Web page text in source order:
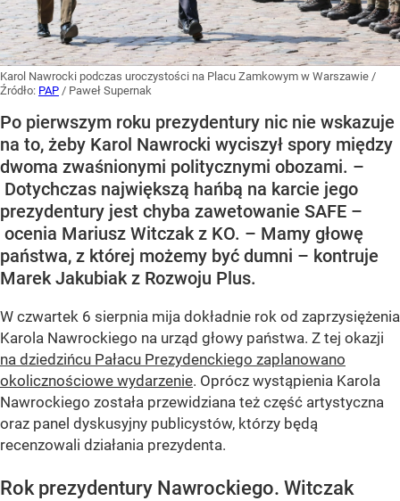
Karol Nawrocki podczas uroczystości na Placu Zamkowym w Warszawie /
Źródło: PAP / Paweł Supernak
Po pierwszym roku prezydentury nic nie wskazuje
na to, żeby Karol Nawrocki wyciszył spory między
dwoma zwaśnionymi politycznymi obozami. –
Dotychczas największą hańbą na karcie jego
prezydentury jest chyba zawetowanie SAFE –
ocenia Mariusz Witczak z KO. – Mamy głowę
państwa, z której możemy być dumni – kontruje
Marek Jakubiak z Rozwoju Plus.
W czwartek 6 sierpnia mija dokładnie rok od zaprzysiężenia
Karola Nawrockiego na urząd głowy państwa. Z tej okazji
na dziedzińcu Pałacu Prezydenckiego zaplanowano
okolicznościowe wydarzenie. Oprócz wystąpienia Karola
Nawrockiego została przewidziana też część artystyczna
oraz panel dyskusyjny publicystów, którzy będą
recenzowali działania prezydenta.
Rok prezydentury Nawrockiego. Witczak